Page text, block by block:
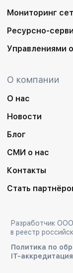
Мониторинг
Ресурсно-
Управлениями
О компании
О нас
Новости
Блог
СМИ о нас
Контакты
Стать
Разработчик
в реестр
Политика по
IT-аккредитация